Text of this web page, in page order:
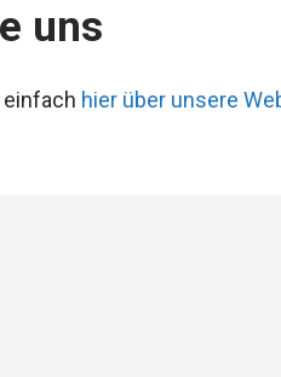
uns
einfach hier über unsere